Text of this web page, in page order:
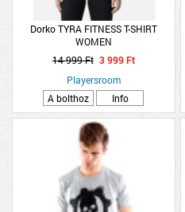
Dorko TYRA FITNESS T-SHIRT
WOMEN
14 999 Ft 3 999 Ft
Playersroom
A bolthoz
Info